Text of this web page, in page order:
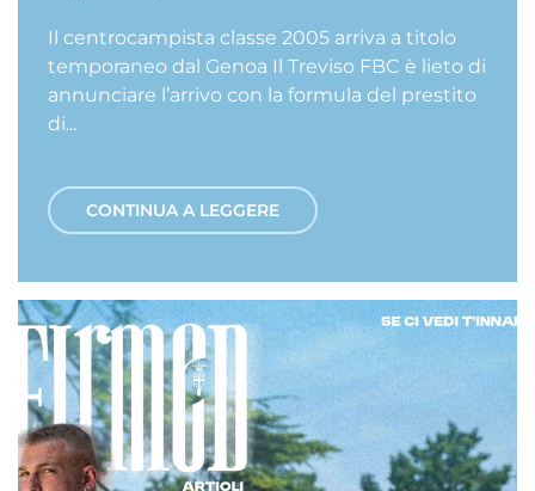
Il centrocampista classe 2005 arriva a titolo
temporaneo dal Genoa Il Treviso FBC è lieto di
annunciare l’arrivo con la formula del prestito
di...
CONTINUA A LEGGERE